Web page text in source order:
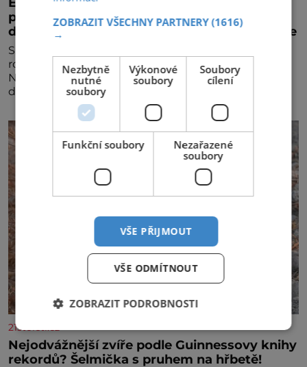
partnerství. Cestujícím nově zpřístupní
dalších devět destinací v jižní a střední Africe
Společnosti Emirates a South African Airways (SAA)
rozšiřují svou dlouholetou codesharovou spolupráci.
Nová reciproční dohoda zpřístupní cestujícím devět
dalších destinací v jižní a střední Africe a u
21stoleti.cz
Nejodvážnější zvíře podle Guinnessovy knihy
rekordů? Šelmička s pruhem na hřbetě!
ZOBRAZIT VŠECHNY PARTNERY(1616)
→
Nezbytně
nutné
soubory
Výkonové
soubory
Soubory
cílení
Funkční soubory
Nezařazené
soubory
VŠE PŘIJMOUT
VŠE ODMÍTNOUT
ZOBRAZIT PODROBNOSTI